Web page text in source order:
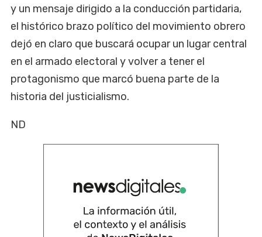
y un mensaje dirigido a la conducción partidaria,
el histórico brazo político del movimiento obrero
dejó en claro que buscará ocupar un lugar central
en el armado electoral y volver a tener el
protagonismo que marcó buena parte de la
historia del justicialismo.
ND